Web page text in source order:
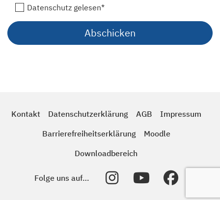
Datenschutz gelesen*
Kontakt Datenschutzerklärung AGB
Impressum
Barrierefreiheitserklärung
Moodle
Downloadbereich
Folge uns auf…